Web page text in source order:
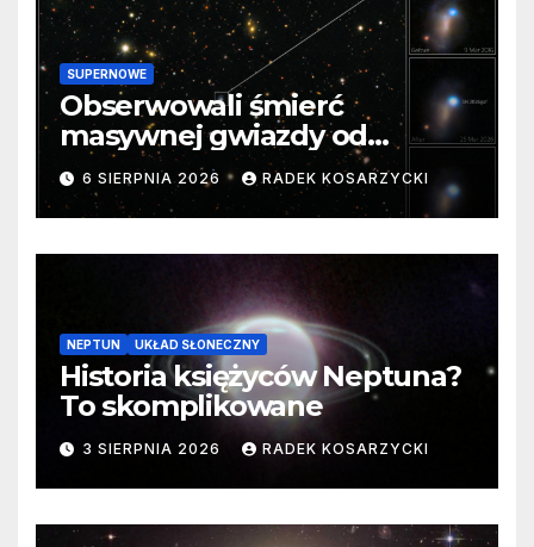
SUPERNOWE
Obserwowali śmierć
masywnej gwiazdy od
samego początku. Niezwykle
cenne dane
6 SIERPNIA 2026 RADEK KOSARZYCKI
NEPTUN UKŁAD SŁONECZNY
Historia księżyców Neptuna?
To skomplikowane
3 SIERPNIA 2026 RADEK KOSARZYCKI